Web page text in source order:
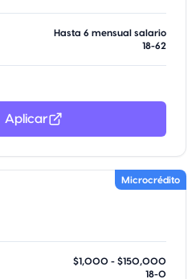
Hasta 6 mensual salario
18-62
Aplicar
Microcrédito
$1,000 - $150,000
18-0